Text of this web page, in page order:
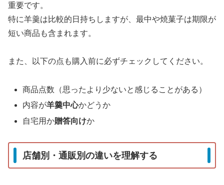
重要です。
特に羊羹は比較的日持ちしますが、最中や焼菓子は期限が
短い商品も含まれます。
また、以下の点も購入前に必ずチェックしてください。
商品点数（思ったより少ないと感じることがある）
内容が羊羹中心かどうか
自宅用か贈答向けか
店舗別・通販別の違いを理解する